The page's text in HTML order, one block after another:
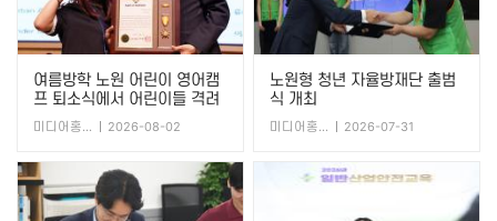
여름방학 노원 어린이 영어캠
프 퇴소식에서 어린이들 격려
미디어홍보담당관 2026-08-02
노원형 청년 자율방재단 출범
식 개최
미디어홍보담당관 2026-07-31